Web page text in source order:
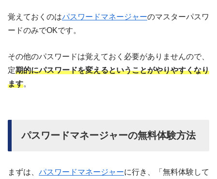
覚えておくのはパスワードマネージャーのマスターパスワ
ードのみでOKです。
その他のパスワードは覚えておく必要がありませんので、
定期的にパスワードを変えるということがやりやすくなり
ます。
パスワードマネージャーの無料体験方法
まずは、 パスワードマネージャーに行き、「無料体験して